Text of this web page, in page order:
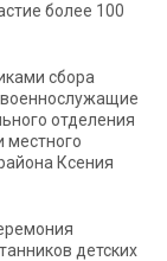
более 100
сбора
отделения
Ксения
детских